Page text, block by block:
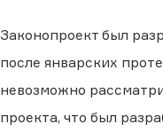
Законопроект был
после январских
невозможно
проекта, что был